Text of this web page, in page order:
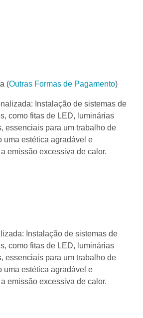
(Outras Formas de Pagamento)
Instalação de sistemas de
como fitas de LED, luminárias
essenciais para um trabalho de
uma estética agradável e
emissão excessiva de calor.
Instalação de sistemas de
como fitas de LED, luminárias
essenciais para um trabalho de
uma estética agradável e
emissão excessiva de calor.